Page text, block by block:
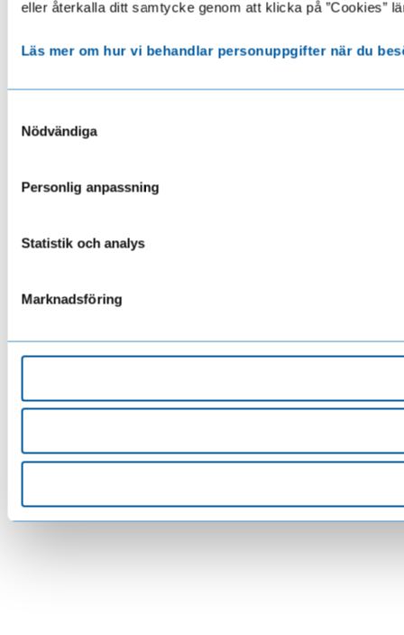
eller återkalla ditt samtycke genom att klicka på ”Cookies”
Läs mer om hur vi behandlar personuppgifter när du
Nödvändiga
Personlig anpassning
Statistik och analys
Marknadsföring